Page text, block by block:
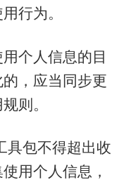
行为。
个人信息的目
，应当同步更
则。
具包不得超出收
用个人信息，